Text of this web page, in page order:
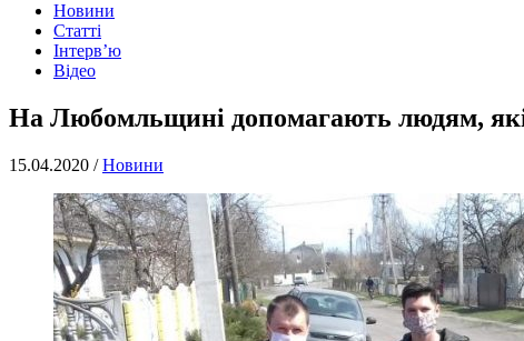
Новини
Статті
Інтерв’ю
Відео
На Любомльщині допомагають людям,
15.04.2020 /Новини